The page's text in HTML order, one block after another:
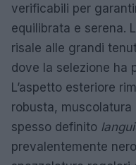
verificabili per
equilibrata e serena.
risale alle grandi
dove la selezione ha
L’aspetto esteriore
robusta,
spesso definito
prevalentemente